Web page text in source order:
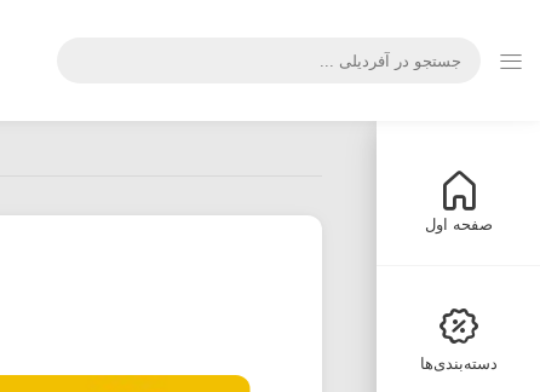
صفحه اول
دسته‌بندی‌ها